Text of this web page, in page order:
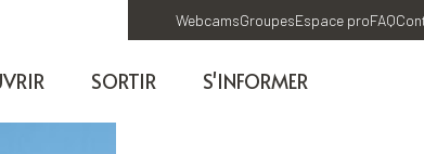
WebcamsGroupesEspace proFAQ
SORTIR S'INFORMER